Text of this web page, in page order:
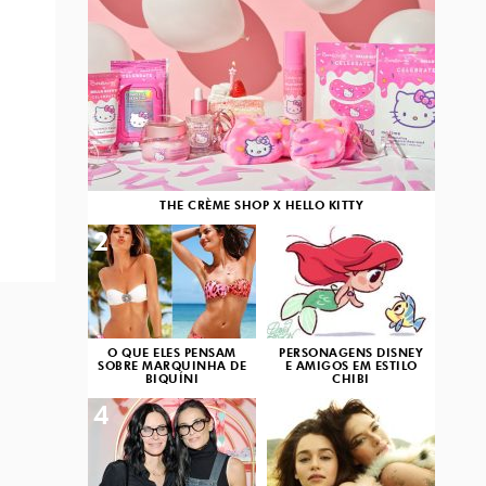
THE CRÈME SHOP X HELLO KITTY
O QUE ELES PENSAM
SOBRE MARQUINHA DE
BIQUÍNI
2
PERSONAGENS DISNEY
E AMIGOS EM ESTILO
CHIBI
3
4